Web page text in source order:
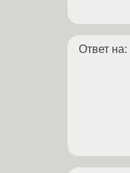
Ответ на: